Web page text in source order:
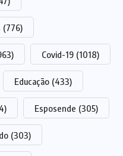
(776)
Covid-19 (1018)
Educação (433)
Esposende (305)
(303)